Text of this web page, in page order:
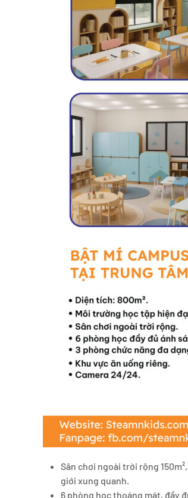
Sân chơi ngoài trời rộng
giới xung quanh.
6 phòng học thoáng mát, đầy